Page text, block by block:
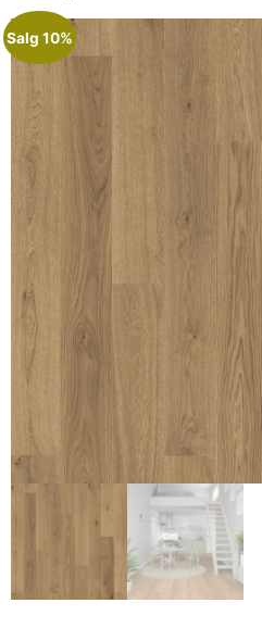
Salg 10%